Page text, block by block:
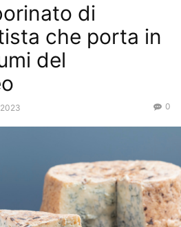
di
che porta in
del
0